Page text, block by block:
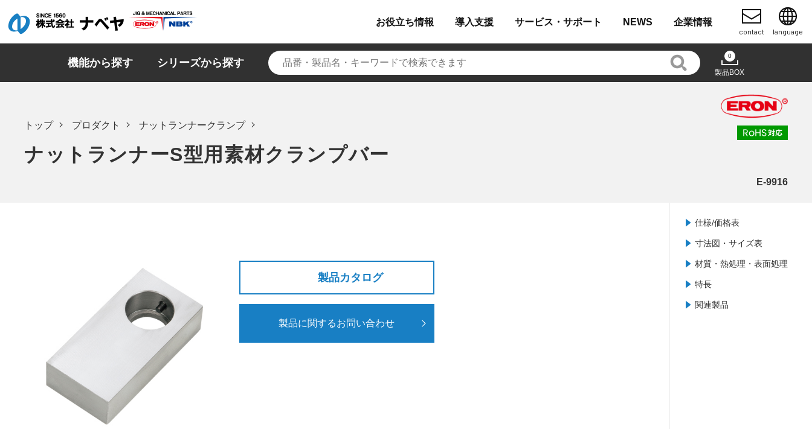
お役立ち情報 導入支援 サービス・ サポート NEWS 企業情報
contact language
機能から探す シリーズから探す
0
製品BOX
トップ プロダクト ナットランナークランプ
ナットランナーS型用素材クランプバー
E-9916
仕様/価格表
寸法図・サイズ表
材質・熱処理・表面処理
特長
関連製品
製品カタログ
製品に関するお問い合わせ